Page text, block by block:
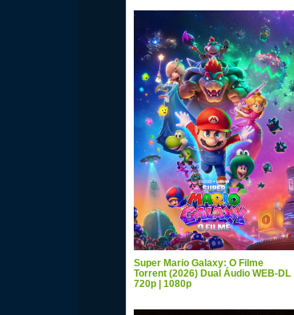
Super Mario Galaxy: O Filme
Torrent (2026) Dual Áudio WEB-DL
720p | 1080p